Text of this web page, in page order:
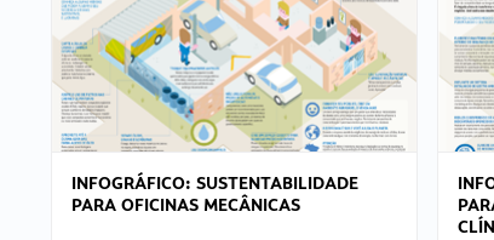
INFOGRÁFICO: SUSTENTABILIDADE
PARA OFICINAS MECÂNICAS